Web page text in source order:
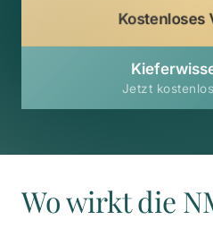
Kostenloses
Jetzt
Wo wirkt die